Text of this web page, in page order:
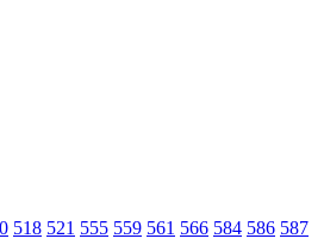
518 521 555 559 561 566 584 586 587